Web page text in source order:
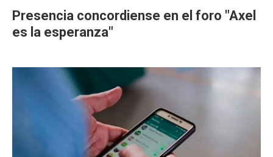
Presencia concordiense en el foro "Axel
es la esperanza"